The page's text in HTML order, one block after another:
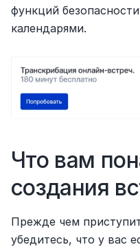
функций
календарями.
Что вам
создания
Прежде чем
убедитесь, что у вас